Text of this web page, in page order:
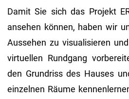
Damit Sie sich das Projekt
ansehen können, haben wir
Aussehen zu visualisieren
virtuellen Rundgang
den Grundriss des Hauses
einzelnen Räume